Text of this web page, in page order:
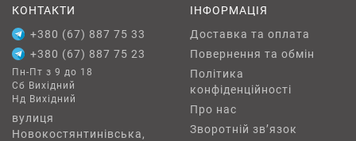
КОНТАКТИ
+380 (67) 887 75 33
+380 (67) 887 75 23
Пн-Пт з 9 до 18
Сб Вихідний
Нд Вихідний
вулиця
Новокостянтинівська,
ІНФОРМАЦІЯ
Доставка та оплата
Повернення та обмін
Політика
конфіденційності
Про нас
Зворотній зв’язок